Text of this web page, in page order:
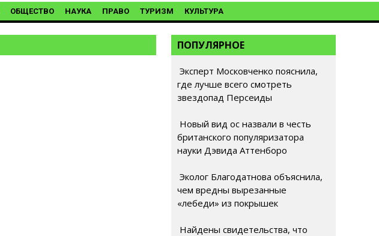
ОБЩЕСТВО НАУКА ПРАВО ТУРИЗМ КУЛЬТУРА
ПОПУЛЯРНОЕ
Эксперт Московченко пояснила,
где лучше всего смотреть
звездопад Персеиды
Новый вид ос назвали в честь
британского популяризатора
науки Дэвида Аттенборо
Эколог Благодатнова объяснила,
чем вредны вырезанные
«лебеди» из покрышек
Найдены свидетельства, что